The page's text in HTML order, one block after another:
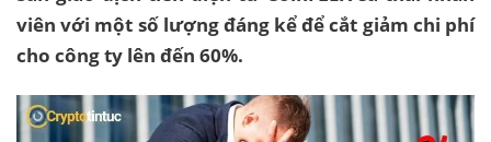
viên với một số lượng đáng kể để cắt giảm chi phí
cho công ty lên đến 60%.